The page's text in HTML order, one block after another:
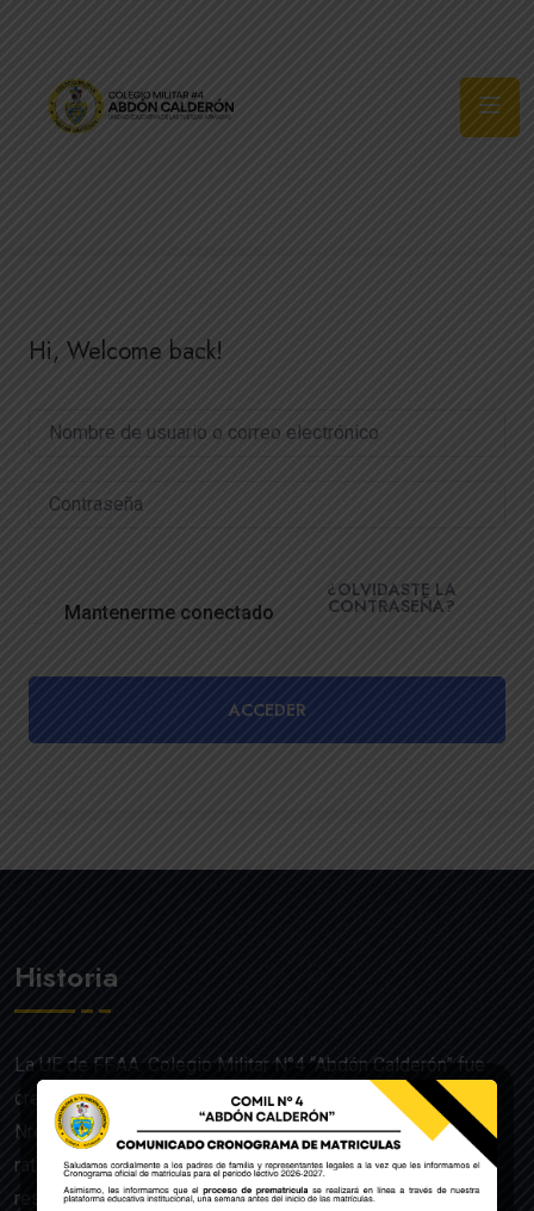
Hi, Welcome back!
Mantenerme conectado
¿OLVIDASTE LA
CONTRASEÑA?
ACCEDER
Historia
La UE de FF.AA. Colegio Militar N°4 “Abdón Calderón” fue
creado mediante Acuerdo Ministerial de la Orden General
Nro. 140, dado en Quito el 22 de julio del año 1992 y
ratificado por el Ministerio de Educación mediante
resolución Nro. 608 del 29 de julio de 1992.